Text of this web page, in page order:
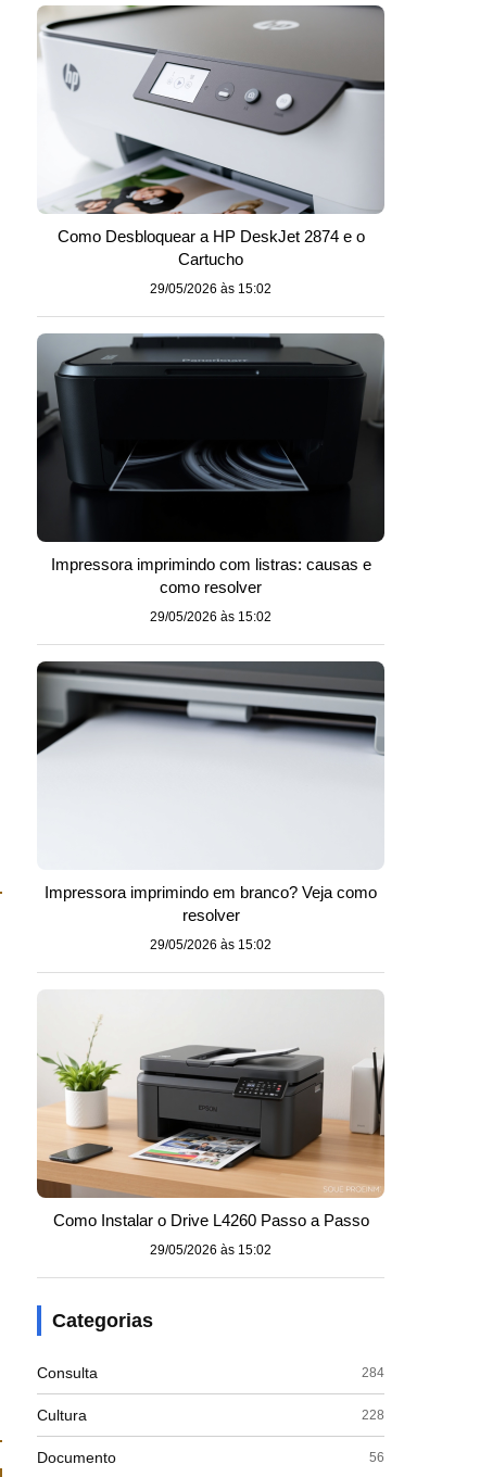
Como Desbloquear a HP DeskJet 2874 e o
Cartucho
29/05/2026 às 15:02
Impressora imprimindo com listras: causas e
como resolver
29/05/2026 às 15:02
Impressora imprimindo em branco? Veja como
resolver
29/05/2026 às 15:02
Como Instalar o Drive L4260 Passo a Passo
29/05/2026 às 15:02
Categorias
Consulta 284
Cultura 228
Documento 56